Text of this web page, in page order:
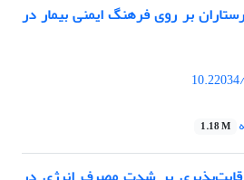
بر روی فرهنگ ایمنی بیمار در
1.18 M